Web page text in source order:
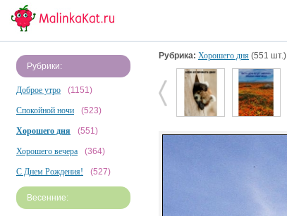
Рубрики:
Доброе утро (1151)
Спокойной ночи (523)
Хорошего дня (551)
Хорошего вечера (364)
С Днем Рождения! (527)
Весенние:
Рубрика: Хорошего дня (551 шт.)